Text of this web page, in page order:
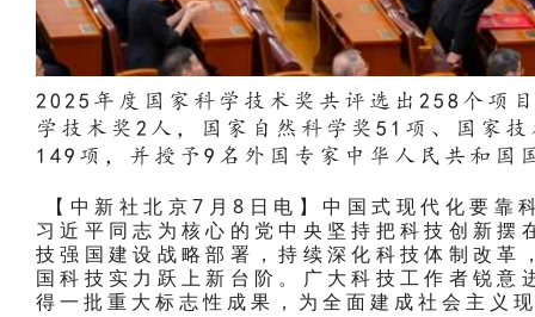
2025年度国家科学技术奖共评选出258个项
学技术奖2人，国家自然科学奖51项、国家
149项，并授予9名外国专家中华人民共和国
【中新社北京7月8日电】中国式现代化要靠
习近平同志为核心的党中央坚持把科技创新
技强国建设战略部署，持续深化科技体制改
国科技实力跃上新台阶。广大科技工作者锐
得一批重大标志性成果，为全面建成社会主义